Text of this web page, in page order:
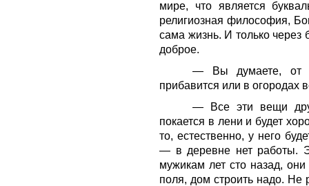
мире, что является
религиозная философия,
сама жизнь. И только через
доброе.
— Вы думаете, от
прибавится или в огородах
— Все эти вещи
покается в лени и будет
то, естественно, у него
— в деревне нет работы.
мужикам лет сто назад,
поля, дом строить надо. Не